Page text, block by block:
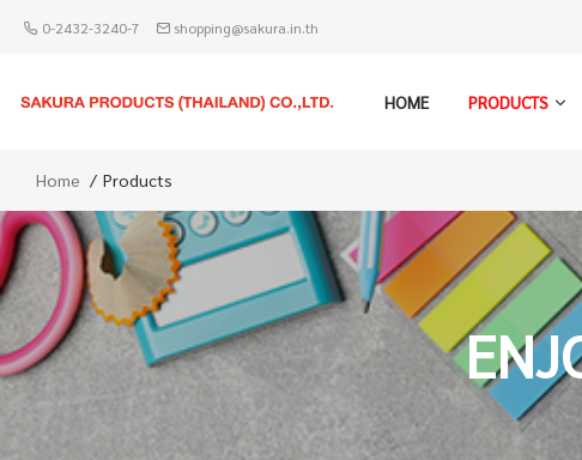
0-2432-3240-7 shopping@sakura.in.th
HOME PRODUCTS
Home Products